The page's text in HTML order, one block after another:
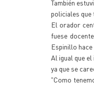
También
policiales
El orador
fuese
Espinillo hace
Al igual que
ya que se
"Como